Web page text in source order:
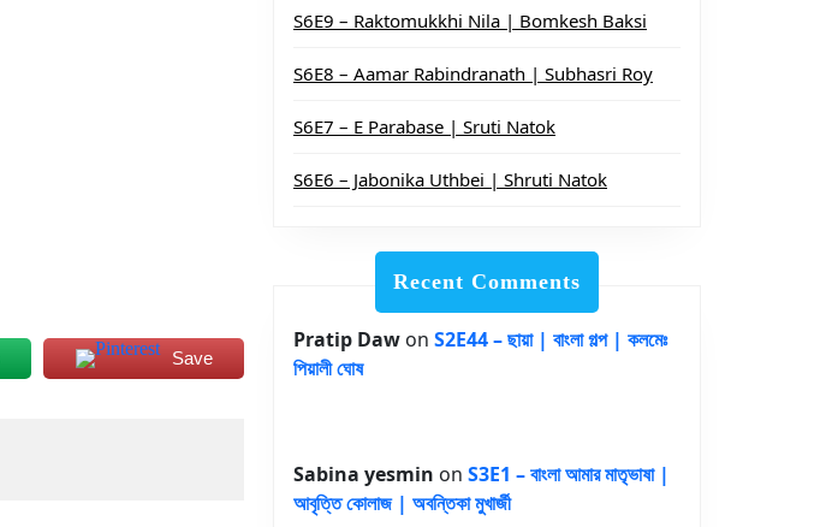
Save
S6E9 – Raktomukkhi Nila | Bomkesh Baksi
S6E8 – Aamar Rabindranath | Subhasri Roy
S6E7 – E Parabase | Sruti Natok
S6E6 – Jabonika Uthbei | Shruti Natok
Recent Comments
Pratip Daw on S2E44 – ছায়া | বাংলা গল্প | কলমেঃ
পিয়ালী ঘোষ
Sabina yesmin on S3E1 – বাংলা আমার মাতৃভাষা |
আবৃত্তি কোলাজ | অবন্তিকা মুখার্জী